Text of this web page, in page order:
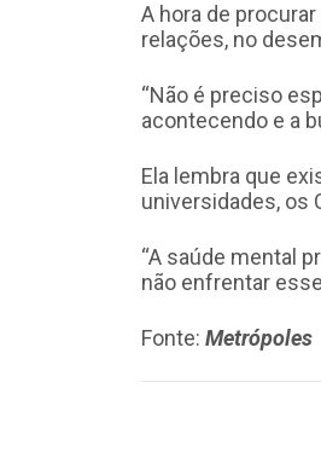
A hora de
relações, no
“Não é preciso
acontecendo e a
Ela lembra que
universidades, os
“A saúde mental
não enfrentar
Fonte: Metrópoles